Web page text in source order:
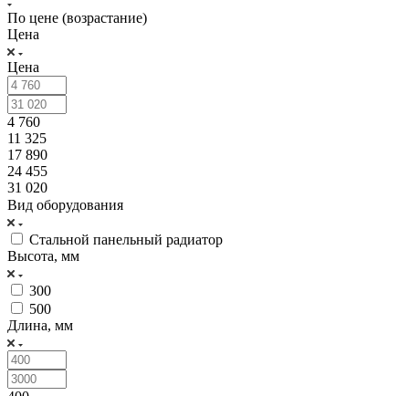
По цене (возрастание)
Цена
Цена
4 760
11 325
17 890
24 455
31 020
Вид оборудования
Стальной панельный радиатор
Высота, мм
300
500
Длина, мм